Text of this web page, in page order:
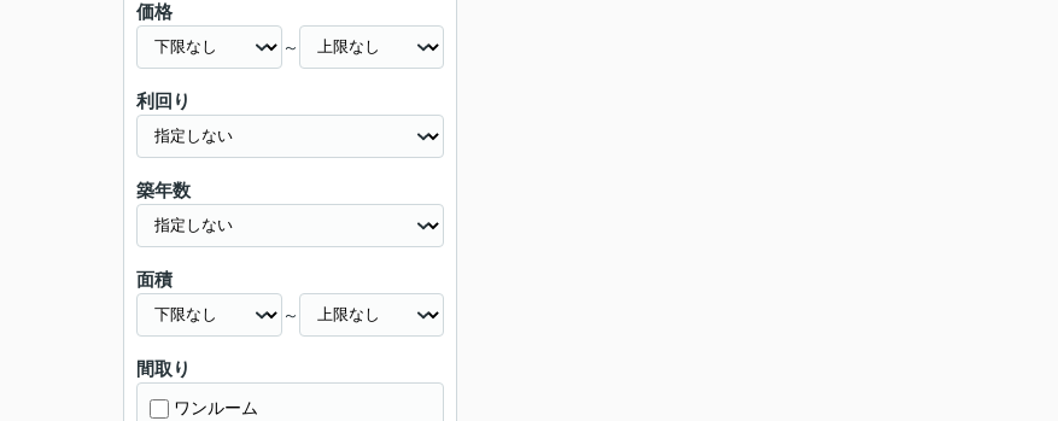
価格
～
利回り
築年数
面積
～
間取り
ワンルーム